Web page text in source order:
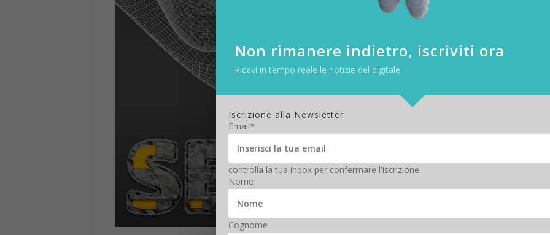
Non rimanere indietro, iscriviti ora
Ricevi in tempo reale le notizie del digitale
Iscrizione alla Newsletter
Email*
controlla la tua inbox per confermare l'iscrizione
Nome
Cognome